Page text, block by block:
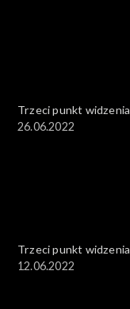
Trzeci punkt widzenia
26.06.2022
Trzeci punkt widzenia
12.06.2022